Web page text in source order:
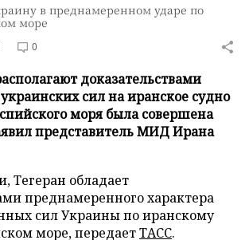
в преднамеренном ударе по
море
0
доказательствами
украинских сил на иранское судно
моря была совершена
представитель МИД Ирана
Тегеран обладает
преднамеренного характера
сил Украины по иранскому
море, передаетТАСС.